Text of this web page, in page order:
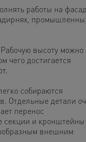
работы на
высоту можно
чего достигается
собираются
Отдельные детали
перенос
секции и кронштейны
внешним